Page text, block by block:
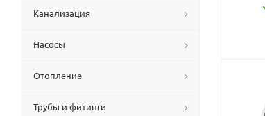
Канализация
Насосы
Отопление
Трубы и фитинги